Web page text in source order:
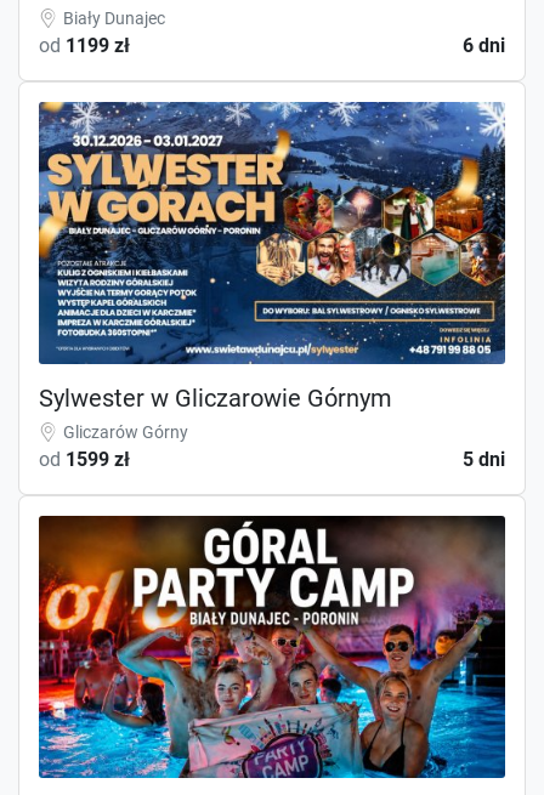
Biały Dunajec
od 1199 zł 6 dni
Sylwester w Gliczarowie Górnym
Gliczarów Górny
od 1599 zł 5 dni